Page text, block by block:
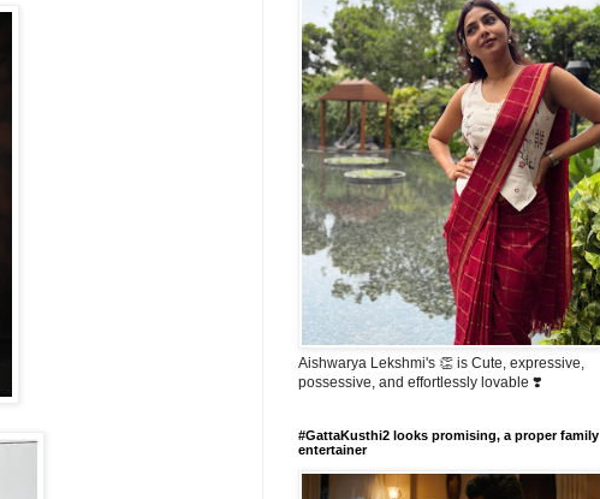
Aishwarya Lekshmi's 👏 is Cute, expressive,
possessive, and effortlessly lovable ❣️
#GattaKusthi2 looks promising, a proper family
entertainer